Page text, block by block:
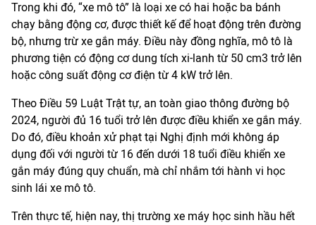
Trong khi đó, “xe mô tô” là loại xe có hai hoặc ba bánh
chạy bằng động cơ, được thiết kế để hoạt động trên đường
bộ, nhưng trừ xe gắn máy. Điều này đồng nghĩa, mô tô là
phương tiện có động cơ dung tích xi-lanh từ 50 cm3 trở lên
hoặc công suất động cơ điện từ 4 kW trở lên.
Theo Điều 59 Luật Trật tự, an toàn giao thông đường bộ
2024, người đủ 16 tuổi trở lên được điều khiển xe gắn máy.
Do đó, điều khoản xử phạt tại Nghị định mới không áp
dụng đối với người từ 16 đến dưới 18 tuổi điều khiển xe
gắn máy đúng quy chuẩn, mà chỉ nhắm tới hành vi học
sinh lái xe mô tô.
Trên thực tế, hiện nay, thị trường xe máy học sinh hầu hết